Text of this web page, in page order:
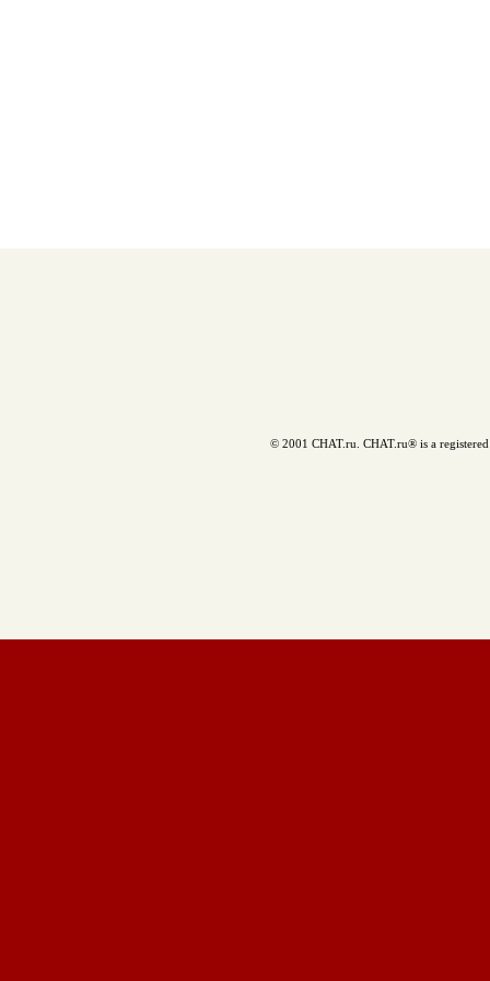
© 2001 CHAT.ru. CHAT.ru® is a